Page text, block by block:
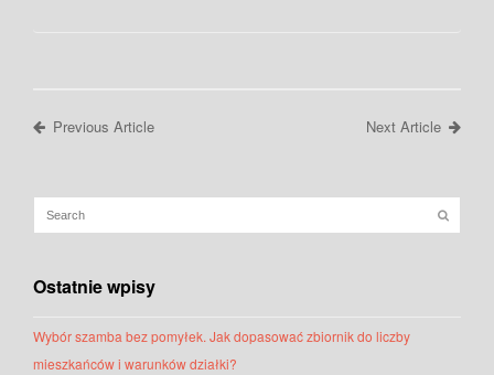
Previous Article Next Article
Ostatnie wpisy
Wybór szamba bez pomyłek. Jak dopasować zbiornik do liczby
mieszkańców i warunków działki?